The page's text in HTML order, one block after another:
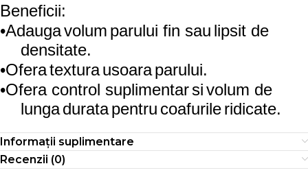
Beneficii:
•Adaugavolum parului fin sau lipsit de
densitate.
•Oferatexturausoaraparului.
•Oferacontrol suplimentarsivolum de
lungaduratapentru coafurileridicate.
Informații suplimentare
Recenzii (0)